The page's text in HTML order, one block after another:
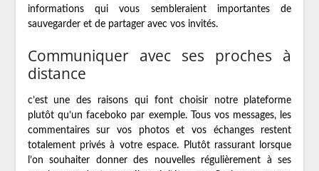
informations qui vous sembleraient importantes de
sauvegarder et de partager avec vos invités.
Communiquer avec ses proches à
distance
c’est une des raisons qui font choisir notre plateforme
plutôt qu’un faceboko par exemple. Tous vos messages, les
commentaires sur vos photos et vos échanges restent
totalement privés à votre espace. Plutôt rassurant lorsque
l’on souhaiter donner des nouvelles régulièrement à ses